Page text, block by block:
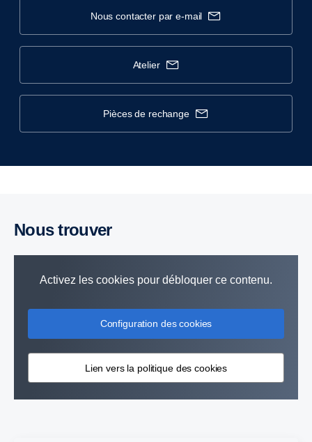
nous contacter par e-mail
atelier
pièces de rechange
Nous trouver
Activez les cookies pour débloquer ce contenu.
Configuration des cookies
Lien vers la politique des cookies